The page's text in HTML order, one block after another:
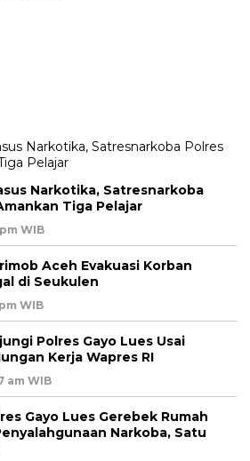
Narkotika, Satresnarkoba
Tiga Pelajar
WIB
Aceh Evakuasi Korban
di Seukulen
WIB
Polres Gayo Lues Usai
Kerja Wapres RI
am WIB
Gayo Lues Gerebek Rumah
Narkoba, Satu